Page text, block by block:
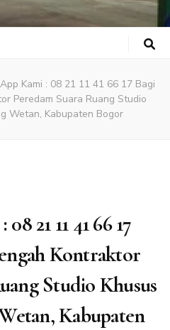
Kami : 08 21 11 41 66 17 Bagi
Peredam Suara Ruang Studio
Wetan, Kabupaten Bogor
21 11 41 66 17
Kontraktor
Studio Khusus
Kabupaten